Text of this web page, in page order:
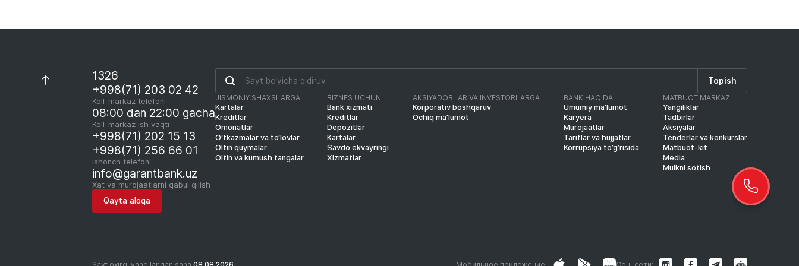
1326
+998(71) 203 02 42
Koll-markaz telefoni
08:00 dan 22:00 gacha
Koll-markaz ish vaqti
+998(71) 202 15 13
+998(71) 256 66 01
Ishonch telefoni
info@garantbank.uz
Xat va murojaatlarni qabul qilish
Qayta aloqa
Topish
JISMONIY SHAXSLARGA
Kartalar
Kreditlar
Omonatlar
O‘tkazmalar va to‘lovlar
Oltin quymalar
Oltin va kumush tangalar
BIZNES UCHUN
Bank xizmati
Kreditlar
Depozitlar
Kartalar
Savdo ekvayringi
Xizmatlar
AKSIYADORLAR VA INVESTORLARGA
Korporativ boshqaruv
Ochiq ma’lumot
BANK HAQIDA
Umumiy ma’lumot
Karyera
Murojaatlar
Tariflar va hujjatlar
Korrupsiya to’g’risida
MATBUOT MARKAZI
Yangiliklar
Tadbirlar
Aksiyalar
Tenderlar va konkurslar
Matbuot-kit
Media
Mulkni sotish